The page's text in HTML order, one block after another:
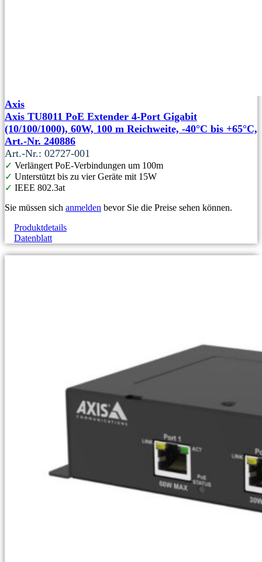
Axis
Axis TU8011 PoE Extender 4-Port Gigabit
(10/100/1000), 60W, 100 m Reichweite, -40°C bis +65°C,
Art.-Nr. 240886
Art.-Nr.: 02727-001
✓ Verlängert PoE-Verbindungen um 100m
✓ Unterstützt bis zu vier Geräte mit 15W
✓ IEEE 802.3at
Sie müssen sich anmelden bevor Sie die Preise sehen können.
Produktdetails
Datenblatt